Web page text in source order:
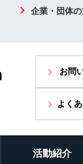
企業・団体
お問
よく
活動紹介